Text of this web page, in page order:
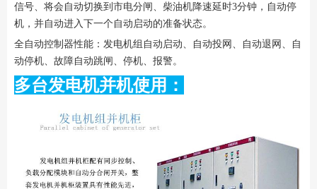
信号、将会自动切换到市电分闸、柴油机降速延时3分钟，自动停
机，并自动进入下一个自动启动的准备状态。
全自动控制器性能：发电机组自动启动、自动投网、自动退网、自
动停机、故障自动跳闸、停机、报警。
多台发电机并机使用：